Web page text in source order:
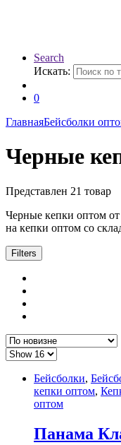
Search
Искать:
0
ГлавнаяБейсболки
Черные
Представлен 21 товар
Черные кепки оптом
на кепки оптом со
Filters
Бейсболки,
кепки оптом,
оптом
Панама